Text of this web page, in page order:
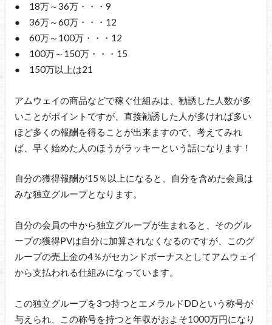
● 18万～36万・・・9
● 36万～60万・・・12
● 60万～100万・・・12
● 100万～150万・・・15
● 150万以上は21
アムウェイの商品などで稼ぐ仕組みは、勧誘した人数が多
いことがポイントですが、直接勧誘した人が多ければ多い
ほど多くの報酬を得ることが出来ますので、考えてみれ
ば、早く始めた人のほうがラッキーという話になります！
自分の獲得報酬が15％以上になると、自分を含めた会員は
みな独立グループとなります。
自分の会員の中から独立グループが生まれると、そのグル
ープの獲得PVは自分に加算されなくなるのですが、このグ
ループの売上金の4％がセカンドボーナスとしてアムウェイ
から支払われる仕組みになっています。
この独立グループを3つ持つとエメラルドDDという称号が
与えられ、この称号を持つと年収がおよそ1000万円になり